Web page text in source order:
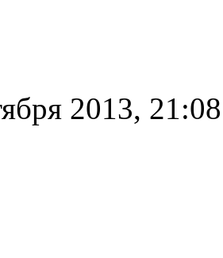
2013, 21:08